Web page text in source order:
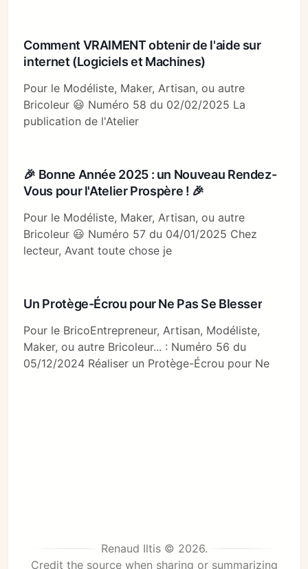
Comment VRAIMENT obtenir de l'aide sur
internet (Logiciels et Machines)
Pour le Modéliste, Maker, Artisan, ou autre
Bricoleur 😃 Numéro 58 du 02/02/2025 La
publication de l'Atelier
🎉 Bonne Année 2025 : un Nouveau Rendez-
Vous pour l'Atelier Prospère ! 🎉
Pour le Modéliste, Maker, Artisan, ou autre
Bricoleur 😃 Numéro 57 du 04/01/2025 Chez
lecteur, Avant toute chose je
Un Protège-Écrou pour Ne Pas Se Blesser
Pour le BricoEntrepreneur, Artisan, Modéliste,
Maker, ou autre Bricoleur... : Numéro 56 du
05/12/2024 Réaliser un Protège-Écrou pour Ne
Renaud Iltis © 2026.
Credit the source when sharing or summarizing